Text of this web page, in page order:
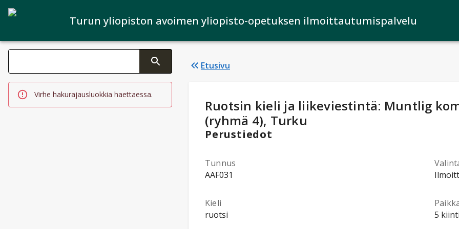
Turun yliopiston avoimen yliopisto-opetuksen ilmoittautumispalvelu
Haku kategoriat
Tekstin muutos aktivoi hakutoiminnon
Virhe hakurajausluokkia haettaessa.
Etusivu
Opintotiedot :
Ruotsin kieli ja liikeviestintä: Muntlig
(ryhmä 4), Turku
Perustiedot
Tunnus
AAF031
Kieli
ruotsi
5